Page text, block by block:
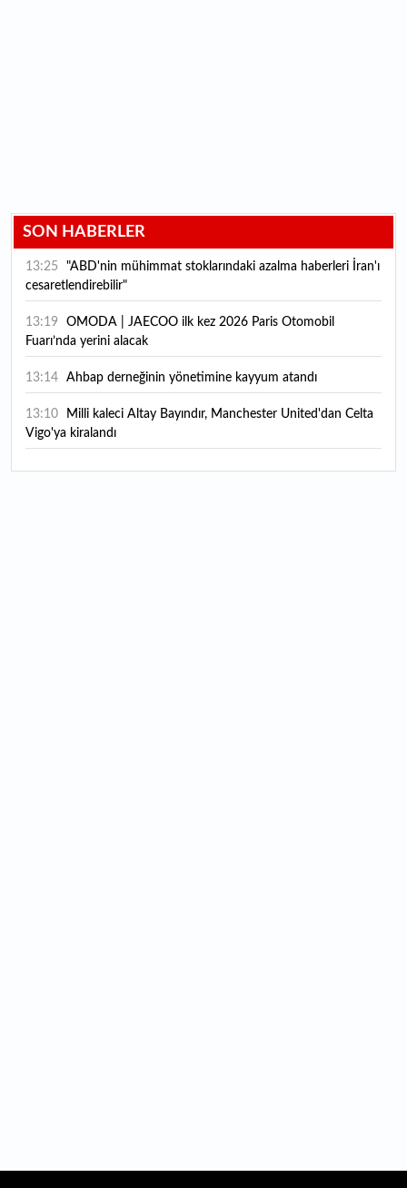
SON HABERLER
13:25
cesaretlendirebilir"
13:19
Fuarı’nda yerini alacak
13:14 Ahbap derneğinin yönetimine kayyum atandı
13:10
Vigo'ya kiralandı
13:07 Borsa İstanbul’da yılın ilk 7 ayında en çok hangi spor